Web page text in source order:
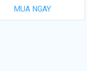
MUA NGAY